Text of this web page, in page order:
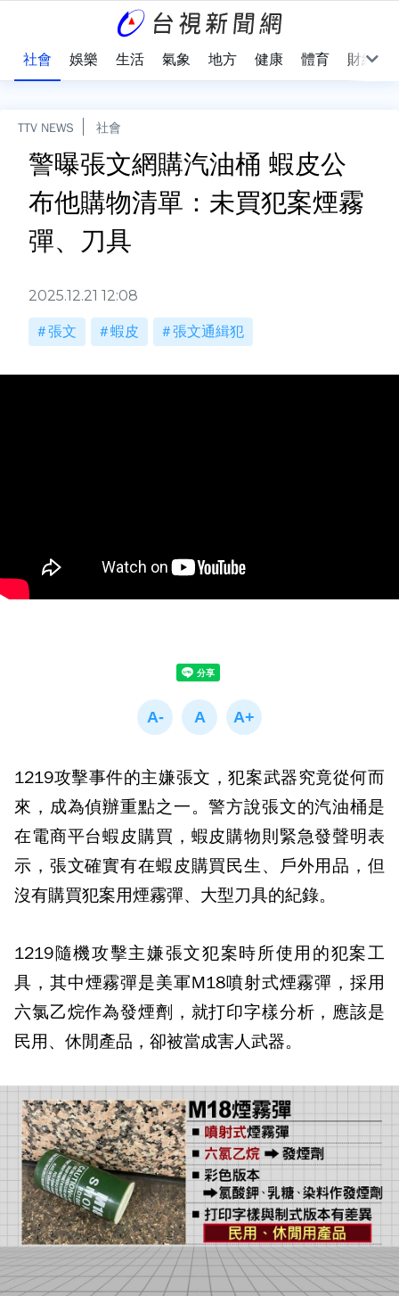
社會 娛樂 生活 氣象 地方 健康 體育 財經
TTV NEWS 社會
警曝張文網購汽油桶 蝦皮公
布他購物清單：未買犯案煙霧
彈、刀具
2025.12.21 12:08
張文 蝦皮 張文通緝犯
1219攻擊事件的主嫌張文，犯案武器究竟從何而
來，成為偵辦重點之一。警方說張文的汽油桶是
在電商平台蝦皮購買，蝦皮購物則緊急發聲明表
示，張文確實有在蝦皮購買民生、戶外用品，但
沒有購買犯案用煙霧彈、大型刀具的紀錄。
1219隨機攻擊主嫌張文犯案時所使用的犯案工
具，其中煙霧彈是美軍M18噴射式煙霧彈，採用
六氯乙烷作為發煙劑，就打印字樣分析，應該是
民用、休閒產品，卻被當成害人武器。